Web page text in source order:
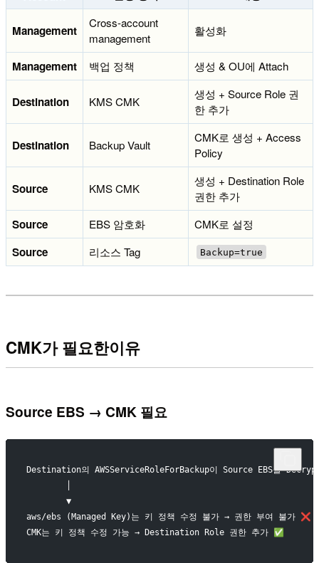
Management
Cross-account
management
활성화
Management 백업 정책 생성 & OU에 Attach
Destination KMS CMK
생성 + Source Role 권
한 추가
Destination Backup Vault
CMK로 생성 + Access
Policy
Source KMS CMK
생성 + Destination Role
권한 추가
Source EBS 암호화 CMK로 설정
Source 리소스 Tag Backup=true
CMK가 필요한이유
Source EBS → CMK 필요
Destination의 AWSServiceRoleForBackup이 Source EBS를
        ▼
aws/ebs (Managed Key)는 키 정책 수정 불가 → 권한 부여 불가 ❌
CMK는 키 정책 수정 가능 → Destination Role 권한 추가 ✅